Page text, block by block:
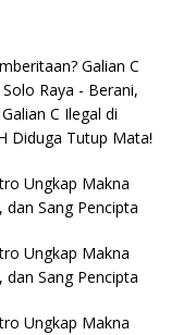
Galian C
Raya - Berani,
Galian C Ilegal di
Diduga Tutup Mata!
Ungkap Makna
Sang Pencipta
Ungkap Makna
Sang Pencipta
Ungkap Makna